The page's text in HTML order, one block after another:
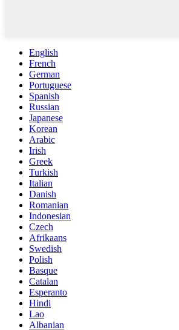
English
French
German
Portuguese
Spanish
Russian
Japanese
Korean
Arabic
Irish
Greek
Turkish
Italian
Danish
Romanian
Indonesian
Czech
Afrikaans
Swedish
Polish
Basque
Catalan
Esperanto
Hindi
Lao
Albanian